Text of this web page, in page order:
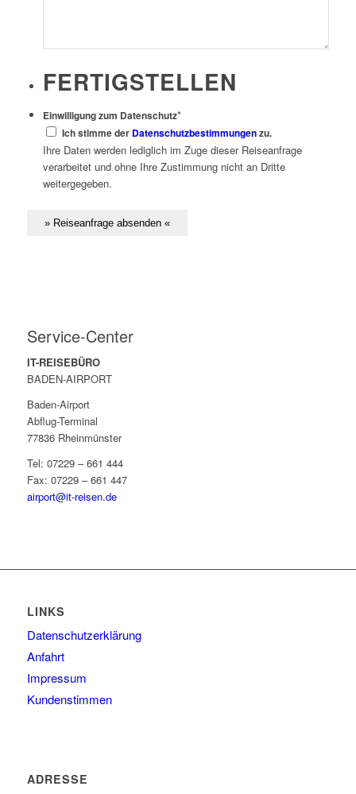
FERTIGSTELLEN
Einwilligung zum Datenschutz*
Ich stimme der Datenschutzbestimmungenzu.
Ihre Daten werden lediglich im Zuge dieser Reiseanfrage
verarbeitet und ohne Ihre Zustimmung nicht an Dritte
weitergegeben.
Service-Center
IT-REISEBÜRO
BADEN-AIRPORT
Baden-Airport
Abflug-Terminal
77836 Rheinmünster
Tel: 07229 – 661 444
Fax: 07229 – 661 447
airport@it-reisen.de
LINKS
Datenschutzerklärung
Anfahrt
Impressum
Kundenstimmen
ADRESSE